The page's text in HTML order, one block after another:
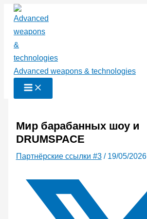
Перейти
содержимому
Advanced weapons & technologies
Мир барабанных шоу и
DRUMSPACE
Партнёрские ссылки #3/ 19/05/2026